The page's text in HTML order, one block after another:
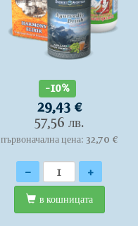
-10%
29,43 €
57,56 лв.
първоначална цена: 32,70 €
Количество
- +
в кошницата